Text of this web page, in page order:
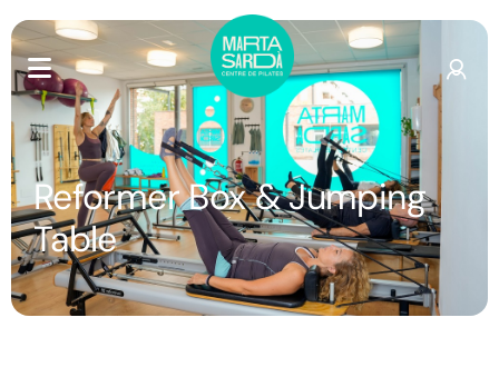
Reformer Box & Jumping
Table